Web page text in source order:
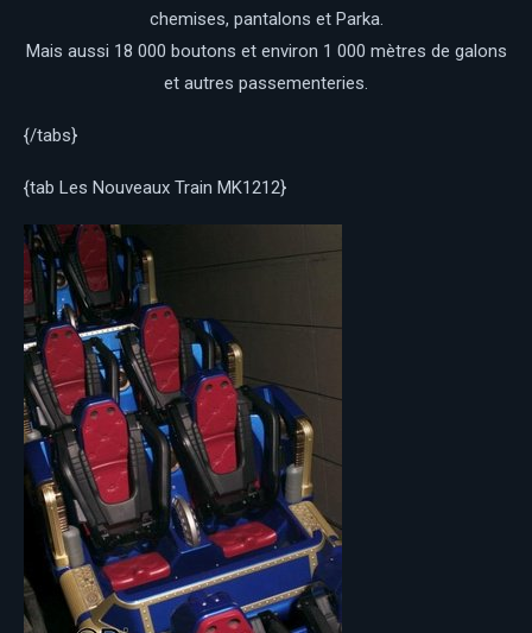
chemises, pantalons et Parka.
Mais aussi 18 000 boutons et environ 1 000 mètres de galons
et autres passementeries.
{/tabs}
{tab Les Nouveaux Train MK1212}